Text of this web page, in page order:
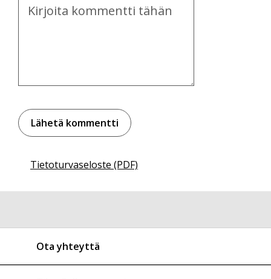
Kommentti
Tietoturvaseloste (PDF)
Ota yhteyttä